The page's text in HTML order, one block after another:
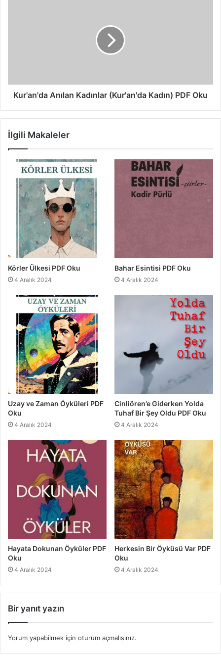
Kur'an'da Anılan Kadınlar (Kur'an'da Kadın) PDF Oku
İlgili Makaleler
Körler Ülkesi PDF Oku
4 Aralık 2024
Bahar Esintisi PDF Oku
4 Aralık 2024
Uzay ve Zaman Öyküleri PDF
Oku
4 Aralık 2024
Cinliören’e Giderken Yolda
Tuhaf Bir Şey Oldu PDF Oku
4 Aralık 2024
Hayata Dokunan Öyküler PDF
Oku
4 Aralık 2024
Herkesin Bir Öyküsü Var PDF
Oku
4 Aralık 2024
Bir yanıt yazın
Yorum yapabilmek için oturum açmalısınız.